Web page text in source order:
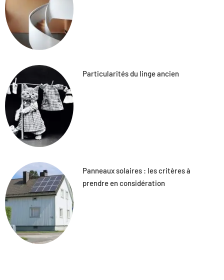
Particularités du linge ancien
Panneaux solaires : les critères à
prendre en considération